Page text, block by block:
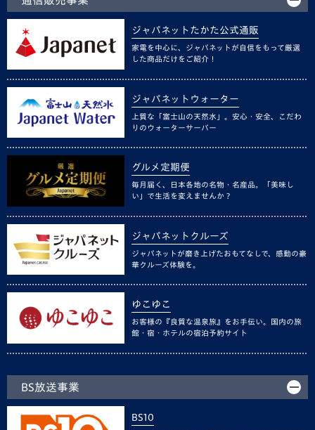
ジャパネットたかた公式通販
家電を中心に、ジャパネットが自信をもって厳選
した商品だけをご紹介！
ジャパネットウォーター
上質な「富士山の天然水」。安心・安全、こだわ
りのウォーターサーバー
グルメ定期便
毎月届く、日本各地の名物・名産品。「美味し
い」で生活を変えませんか？
ジャパネットクルーズ
ジャパネットが磨き上げたおもてなしで、感動の豪
華クルーズ体験を。
ゆこゆこ
お客様の『良質な温泉旅』をお手伝い。国内の旅
館・宿・ホテルの宿泊予約サイト
BS放送事業
BS10